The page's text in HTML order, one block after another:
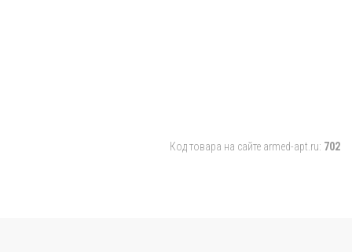
Код товара на сайте armed-apt.ru: 702